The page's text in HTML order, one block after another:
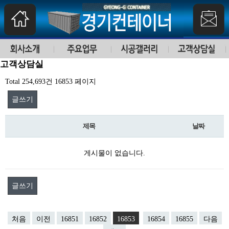
고객상담실
Total 254,693건 16853 페이지
글쓰기
제목 날짜
게시물이 없습니다.
글쓰기
처음 이전 16851 16852 16853 16854 16855
다음